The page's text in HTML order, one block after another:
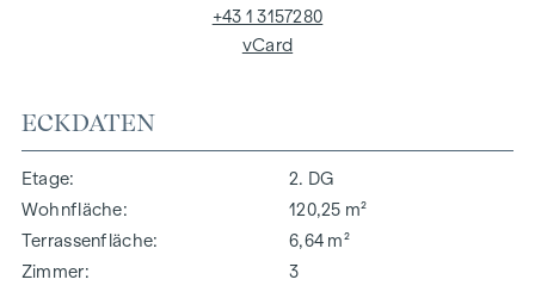
ECKDATEN
Etage
2. DG
Wohnfläche
120,25 m²
Terrassenfläche
6,64 m²
Zimmer
3
+43 1 3157280
vCard